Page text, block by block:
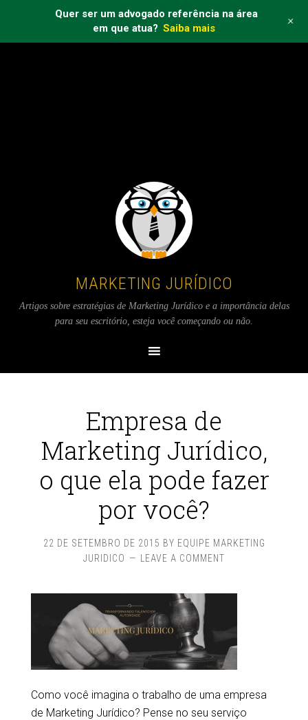
MARKETING JURÍDICO
Artigos sobre estratégias de Marketing Jurídico e a importância delas
para seu escritório, esteja você começando ou não.
Empresa de
Marketing Jurídico,
o que ela pode fazer
por você?
22 DE SETEMBRO DE 2015 BY EQUIPE MARKETING
JURIDICO
LEAVE A COMMENT
Como você imagina o trabalho de uma empresa
de Marketing Jurídico? Pense no seu serviço
Quer ser um advogado referência na área
em que atua? Saiba mais +